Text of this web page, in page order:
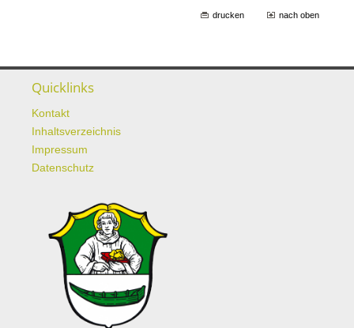
drucken nach oben
Quicklinks
Kontakt
Inhaltsverzeichnis
Impressum
Datenschutz